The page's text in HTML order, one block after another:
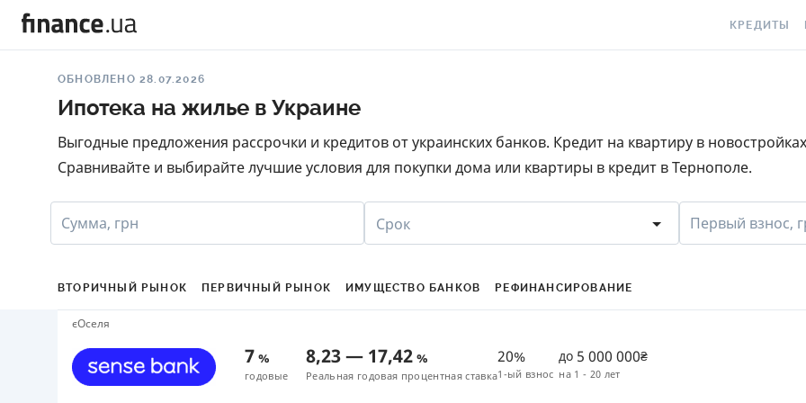
КРЕДИТЫ
КРЕДИТ
ИСТОРИЕЙ
ОБНОВЛЕНО 28.07.2026
Ипотека на жилье в Украине
Выгодные предложения рассрочки и кредитов от украинских банков. Кредит на квартиру в
Сравнивайте и выбирайте лучшие условия для покупки дома или квартиры в кредит в Тернополе.
Сумма, грн Срок Первый взнос,
ВТОРИЧНЫЙ РЫНОК ПЕРВИЧНЫЙ РЫНОК ИМУЩЕСТВО БАНКОВ РЕФИНАНСИРОВАНИЕ
єОселя
7 %
годовые
8,23— 17,42 %
Реальная годовая процентная ставка
20%
1-ый взнос
до 5 000 000₴
на 1 - 20 лет